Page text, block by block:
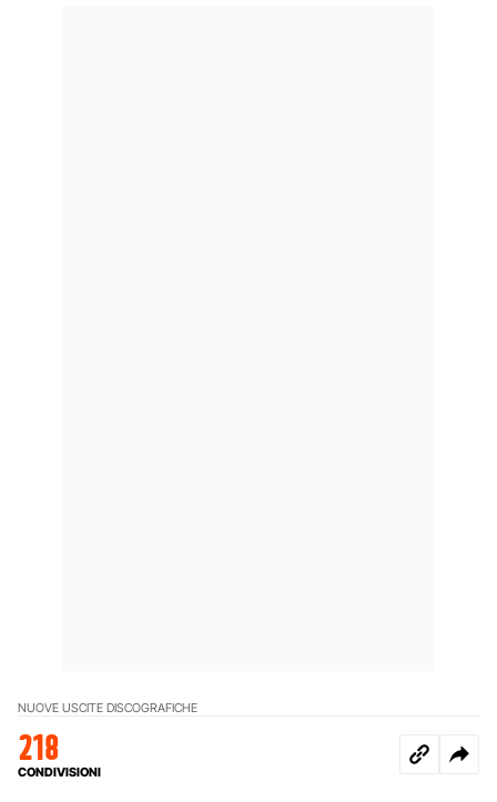
NUOVE USCITE DISCOGRAFICHE
218
CONDIVISIONI